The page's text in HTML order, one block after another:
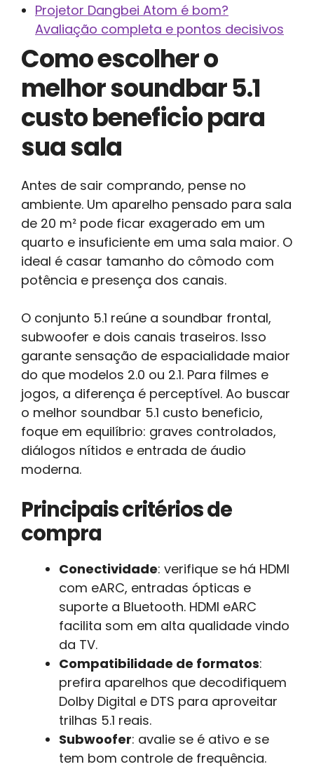
Projetor Dangbei Atom é bom?
Avaliação completa e pontos decisivos
Como escolher o
melhor soundbar 5.1
custo beneficio para
sua sala
Antes de sair comprando, pense no
ambiente. Um aparelho pensado para sala
de 20 m² pode ficar exagerado em um
quarto e insuficiente em uma sala maior. O
ideal é casar tamanho do cômodo com
potência e presença dos canais.
O conjunto 5.1 reúne a soundbar frontal,
subwoofer e dois canais traseiros. Isso
garante sensação de espacialidade maior
do que modelos 2.0 ou 2.1. Para filmes e
jogos, a diferença é perceptível. Ao buscar
o melhor soundbar 5.1 custo beneficio,
foque em equilíbrio: graves controlados,
diálogos nítidos e entrada de áudio
moderna.
Principais critérios de
compra
Conectividade: verifique se há HDMI
com eARC, entradas ópticas e
suporte a Bluetooth. HDMI eARC
facilita som em alta qualidade vindo
da TV.
Compatibilidade de formatos:
prefira aparelhos que decodifiquem
Dolby Digital e DTS para aproveitar
trilhas 5.1 reais.
Subwoofer: avalie se é ativo e se
tem bom controle de frequência.